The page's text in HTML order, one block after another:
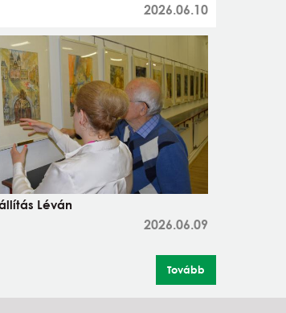
2026.06.10
Léván
2026.06.09
Tovább